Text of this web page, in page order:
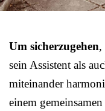
Um sicherzugehen,
sein Assistent als
miteinander
einem